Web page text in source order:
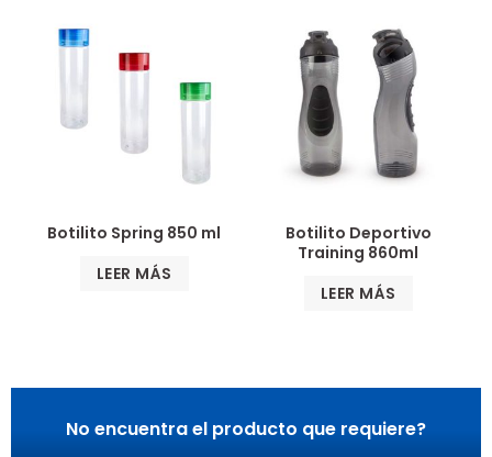
Botilito Spring 850 ml
LEER MÁS
Botilito Deportivo
Training 860ml
LEER MÁS
No encuentra el producto que requiere?